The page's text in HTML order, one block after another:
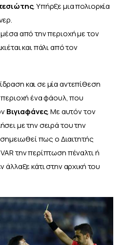
. Υπήρξε μια πολιορκία
από την περιοχή με τον
και πάλι από τον
και σε μία αντεπίθεση
ένα φάουλ, που
Βιγιαφάνες. Με αυτόν τον
με την σειρά του την
πως ο Διαιτητής
την περίπτωση πέναλτι ή
άλλαξε κάτι στην αρχική του